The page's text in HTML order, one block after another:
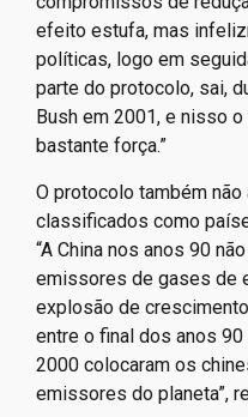
desenhada para reduzir
“No Protocolo de Kyoto,
desenvolvidos, aqueles
compromissos de
efeito estufa, mas
parte do protocolo, sai,
Bush em 2001, e nisso
bastante força.”
O protocolo também não
classificados como
“A China nos anos 90
emissores de gases de